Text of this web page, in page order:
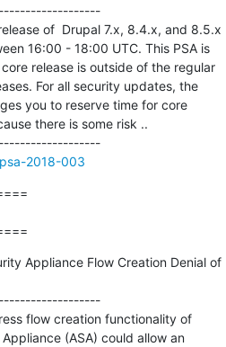
of  Drupal 7.x, 8.4.x, and 8.5.x
16:00 - 18:00 UTC. This PSA is
release is outside of the regular
For all security updates, the
you to reserve time for core
there is some risk ..
---------------------------------------------
2018-003
Appliance Flow Creation Denial of
flow creation functionality of
(ASA) could allow an